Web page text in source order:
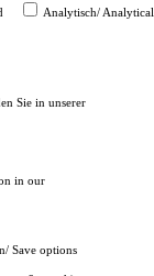
Analytisch/ Analytical
Sie in unserer
in our
Save options